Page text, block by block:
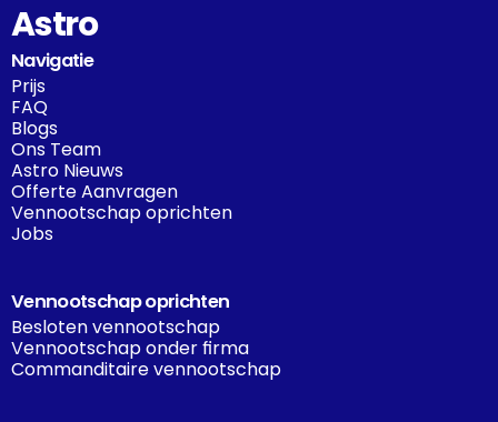
Astro
Navigatie
Prijs
FAQ
Blogs
Ons Team
Astro Nieuws
Offerte Aanvragen
Vennootschap oprichten
Jobs
Vennootschap oprichten
Besloten vennootschap
Vennootschap onder firma
Commanditaire vennootschap